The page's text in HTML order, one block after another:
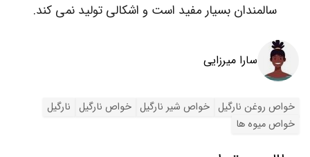
سالمندان بسیار مفید است و اشکالی تولید نمی‌ کند.
سارا میرزایی
خواص روغن نارگیل خواص شیر نارگیل خواص نارگیل نارگیل
خواص میوه ها